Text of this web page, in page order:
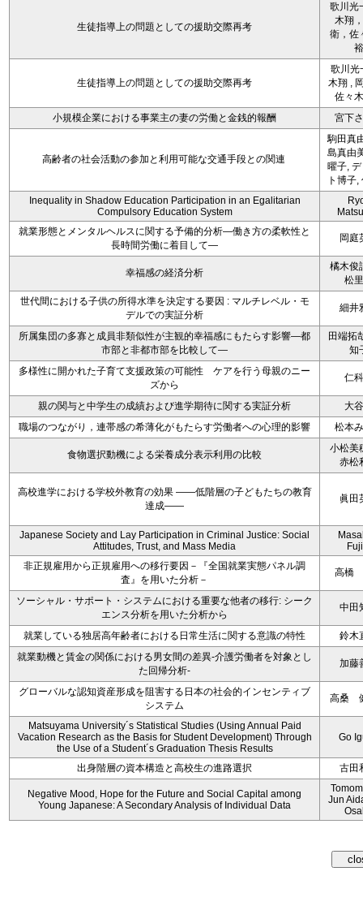
生徒指導上の問題としての援助交際再考
歌川光
木翔
衛，佐
裕
生徒指導上の問題としての援助交際再考
歌川光
木翔 ,
佐々
小規模企業における事業主の妻の労働と金銭的報酬
宮下
高齢者の社会活動の参加と利用可能な交通手段との関連
駒田真
島真由
曜子,
ト博子,
Inequality in Shadow Education Participation in an Egalitarian
Compulsory Education System
就業形態とメンタルヘルスに関する予備的分析―働き方の柔軟性と
長時間労働に着目して―
岡庭
幸福感の経済分析
橘木俊
松
世代間における子供の所得水準を決定する要因 : マルチレベル・モ
デルでの実証分析
細井
所属集団の多寡と成員非類似性が主観的幸福感にもたらす影響―都
市部と非都市部を比較して―
田端拓
知
多様性に開かれた子育て支援政策の可能性 ケアを行う母親のニー
ズから
仁
親の関与と中学生の成績および進学期待に関する実証分析
大
職場のつながり，連帯感の希薄化がもたらす労働者への心理的影響
松本
食物選択動機による栄養成分表示利用の比較
小松美
赤松
高校進学における学校外教育の効果 ――低階層の子どもたちの教育
達成――
眞田
Japanese Society and Lay Participation in Criminal Justice: Social
Attitudes, Trust, and Mass Media
非正規雇用から正規雇用への移行要因－『全国就業実態パネル調
査』を用いた分析－
高橋
ソーシャル・サポート・システムにおける重要な他者の移行: シーク
エンス分析を用いた分析から
中田
就業している独居高年齢者における日常生活に関する意識の特性
鈴木
就業動機と賃金の関係における男女間の差異‐介護労働者を対象とし
た回帰分析‐
加藤
グローバルな認知資産形成を阻害する日本の社会的インセンティブ
システム
高桑
Matsuyama University´s Statistical Studies (Using Annual Paid
Vacation Research as the Basis for Student Development) Through
the Use of a Student´s Graduation Thesis Results
Go
出身階層の資本構造と高校生の進路選択 古田
Negative Mood, Hope for the Future and Social Capital among
Young Japanese: A Secondary Analysis of Individual Data
Jun